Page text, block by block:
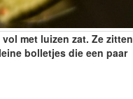
met luizen zat. Ze zitten
bolletjes die een paar